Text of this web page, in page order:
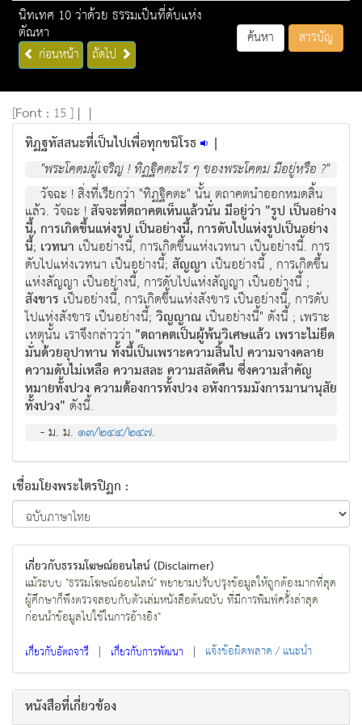
นิทเทศ 10 ว่าด้วย ธรรมเป็นที่ดับแห่ง
ตัณหา
ก่อนหน้า ถัดไป
ค้นหา สารบัญ
[Font : 15 ] | |
ทิฏฐทัสสนะที่เป็นไปเพื่อทุกขนิโรธ |
"พระโคดมผู้เจริญ ! ทิฏฐิคตะไร ๆ ของพระโคดม มีอยู่หรือ ?"
วัจฉะ ! สิ่งที่เรียกว่า "ทิฏฐิคตะ" นั้น ตถาคตนำออกหมดสิ้น
แล้ว. วัจฉะ !สัจจะที่ตถาคตเห็นแล้วนั่น มีอยู่ว่า "รูป เป็นอย่าง
นี้, การเกิดขึ้นแห่งรูป เป็นอย่างนี้, การดับไปแห่งรูปเป็นอย่าง
นี้; เวทนา เป็นอย่างนี้, การเกิดขึ้นแห่งเวทนา เป็นอย่างนี้. การ
ดับไปแห่งเวทนา เป็นอย่างนี้; สัญญา เป็นอย่างนี้ , การเกิดขึ้น
แห่งสัญญา เป็นอย่างนี้, การดับไปแห่งสัญญา เป็นอย่างนี้ ;
สังขาร เป็นอย่างนี้, การเกิดขึ้นแห่งสังขาร เป็นอย่างนี้, การดับ
ไปแห่งสังขาร เป็นอย่างนี้; วิญญาณ เป็นอย่างนี้" ดังนี้ ; เพราะ
เหตุนั้น เราจึงกล่าวว่า"ตถาคตเป็นผู้พ้นวิเศษแล้ว เพราะไม่ยึด
มั่นด้วยอุปาทาน ทั้งนี้เป็นเพราะความสิ้นไป ความจางคลาย
ความดับไม่เหลือ ความสละ ความสลัดคืน ซึ่งความสำคัญ
หมายทั้งปวง ความต้องการทั้งปวง อหังการมมังการมานานุสัย
ทั้งปวง" ดังนี้.
- ม. ม.๑๓/๒๔๔/๒๔๗.
เชื่อมโยงพระไตรปิฏก :
เกี่ยวกับธรรมโฆษณ์ออนไลน์ (Disclaimer)
แม้ระบบ "ธรรมโฆษณ์ออนไลน์" พยายามปรับปรุงข้อมูลให้ถูกต้องมากที่สุด
ผู้ศึกษาก็พึงตรวจสอบกับตัวเล่มหนังสือต้นฉบับ ที่มีการพิมพ์ครั้งล่าสุด
ก่อนนำข้อมูลไปใช้ในการอ้างอิง"
เกี่ยวกับอัตถจารี | เกี่ยวกับการพัฒนา | แจ้งข้อผิดพลาด / แนะนำ
หนังสือที่เกี่ยวข้อง